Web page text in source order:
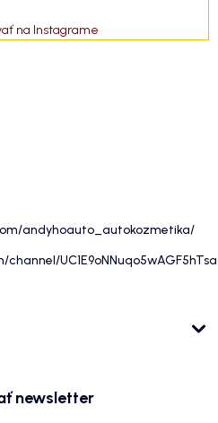
na Instagrame
andyhoauto_autokozmetika/
newsletter